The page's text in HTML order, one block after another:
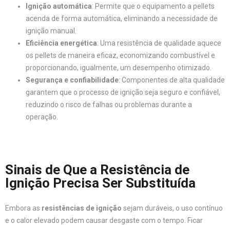
Ignição automática: Permite que o equipamento a pellets
acenda de forma automática, eliminando a necessidade de
ignição manual.
Eficiência energética: Uma resistência de qualidade aquece
os pellets de maneira eficaz, economizando combustível e
proporcionando, igualmente, um desempenho otimizado.
Segurança e confiabilidade: Componentes de alta qualidade
garantem que o processo de ignição seja seguro e confiável,
reduzindo o risco de falhas ou problemas durante a
operação.
Sinais de Que a Resistência de
Ignição Precisa Ser Substituída
Embora as resistências de ignição sejam duráveis, o uso contínuo
e o calor elevado podem causar desgaste com o tempo. Ficar